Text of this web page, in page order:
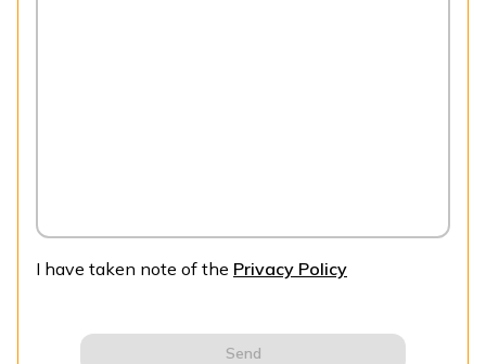
I have taken note of the Privacy Policy
Send